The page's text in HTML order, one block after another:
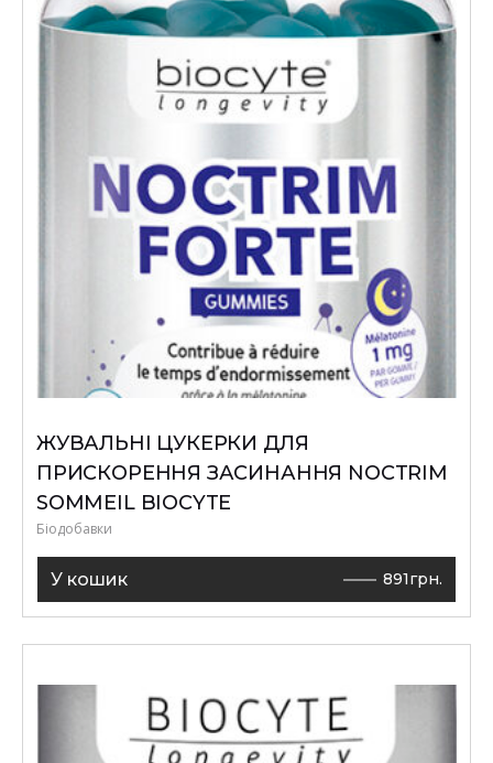
ЖУВАЛЬНІ ЦУКЕРКИ ДЛЯ
ПРИСКОРЕННЯ ЗАСИНАННЯ NOCTRIM
SOMMEIL BIOCYTE
Біодобавки
У кошик 891грн.